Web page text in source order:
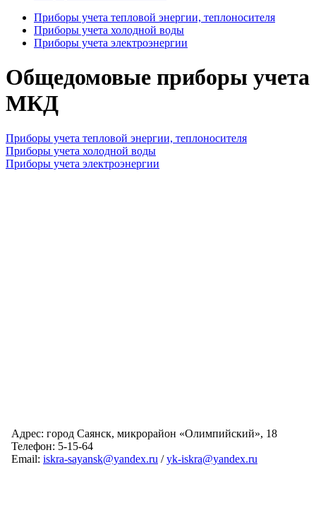
Приборы учета тепловой энергии, теплоносителя
Приборы учета холодной воды
Приборы учета электроэнергии
Общедомовые приборы учета
МКД
Приборы учета тепловой энергии, теплоносителя
Приборы учета холодной воды
Приборы учета электроэнергии
Адрес: город Саянск, микрорайон «Олимпийский», 18
Телефон: 5-15-64
Email: iskra-sayansk@yandex.ru /yk-iskra@yandex.ru